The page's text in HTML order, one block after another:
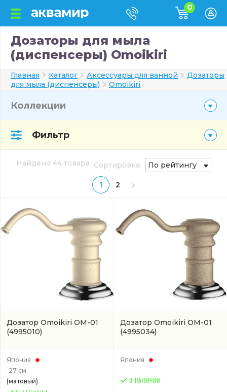
0
Дозаторы для мыла
(диспенсеры) Omoikiri
Главная Каталог Аксессуары для ванной
Дозаторы
для мыла (диспенсеры)
Omoikiri
Коллекции
Фильтр
Найдено 44 товара
1 2
Сортировка: По рейтингу
Дозатор Omoikiri OM-01
(4995010)
Япония
27 см.
(матовый)
Дозатор Omoikiri OM-01
(4995034)
Япония
В НАЛИЧИИ